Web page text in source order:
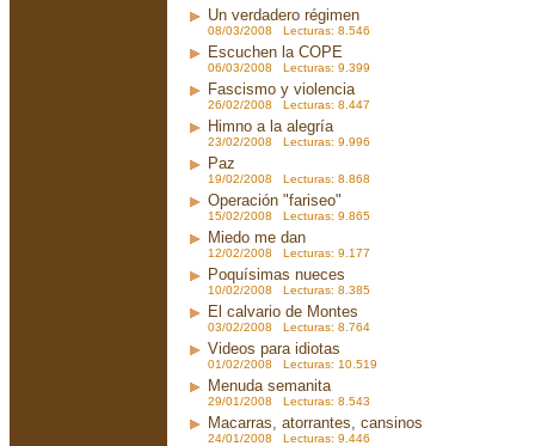
Un verdadero régimen
08/03/2008 Lecturas: 8.546
Escuchen la COPE
06/03/2008 Lecturas: 9.399
Fascismo y violencia
26/02/2008 Lecturas: 8.447
Himno a la alegría
23/02/2008 Lecturas: 9.996
Paz
19/02/2008 Lecturas: 8.868
Operación "fariseo"
15/02/2008 Lecturas: 9.865
Miedo me dan
12/02/2008 Lecturas: 9.177
Poquísimas nueces
10/02/2008 Lecturas: 8.385
El calvario de Montes
03/02/2008 Lecturas: 8.764
Videos para idiotas
01/02/2008 Lecturas: 10.519
Menuda semanita
29/01/2008 Lecturas: 8.543
Macarras, atorrantes, cansinos
24/01/2008 Lecturas: 9.446